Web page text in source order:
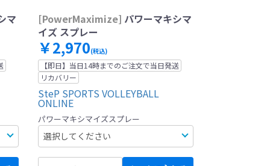
マ
[PowerMaximize] パワーマキシマ
イズ スプレー
￥2,970(税込)
【即日】当日14時までのご注文で当日発送
リカバリー
SteP SPORTS VOLLEYBALL
ONLINE
パワーマキシマイズスプレー